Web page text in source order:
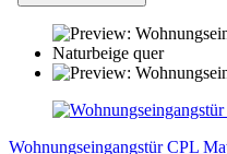
Wohnungseingangstür CPL